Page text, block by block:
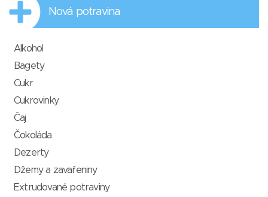
Nová potravina
Alkohol
Bagety
Cukr
Cukrovinky
Čaj
Čokoláda
Dezerty
Džemy a zavařeniny
Extrudované potraviny